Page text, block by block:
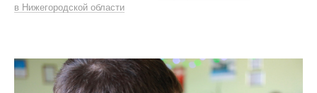
в Нижегородской области